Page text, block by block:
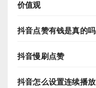
价值观
抖音点赞有钱是真的吗
抖音慢刷点赞
抖音怎么设置连续播放